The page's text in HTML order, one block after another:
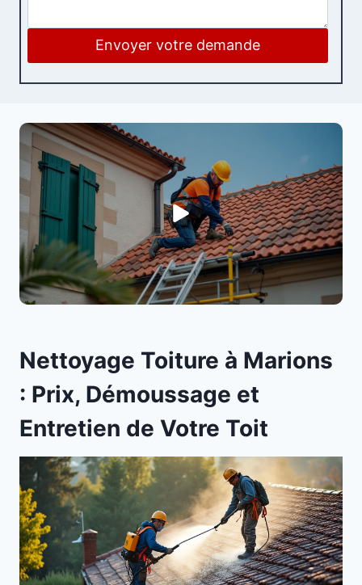
Envoyer votre demande
Nettoyage Toiture à Marions
: Prix, Démoussage et
Entretien de Votre Toit